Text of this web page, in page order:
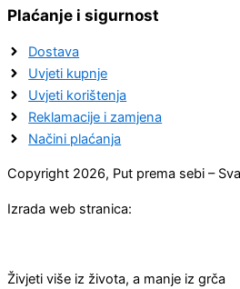
Plaćanje i sigurnost
Dostava
Uvjeti kupnje
Uvjeti korištenja
Reklamacije i zamjena
Načini plaćanja
Copyright 2026, Put prema sebi –
Izrada web stranica:
Živjeti više iz života, a manje iz grča